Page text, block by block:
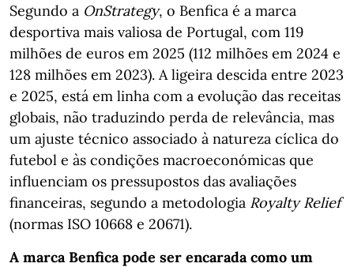
Segundo a OnStrategy, o Benfica é a marca
desportiva mais valiosa de Portugal, com 119
milhões de euros em 2025 (112 milhões em 2024 e
128 milhões em 2023). A ligeira descida entre 2023
e 2025, está em linha com a evolução das receitas
globais, não traduzindo perda de relevância, mas
um ajuste técnico associado à natureza cíclica do
futebol e às condições macroeconómicas que
influenciam os pressupostos das avaliações
financeiras, segundo a metodologia Royalty Relief
(normas ISO 10668 e 20671).
A marca Benfica pode ser encarada como um